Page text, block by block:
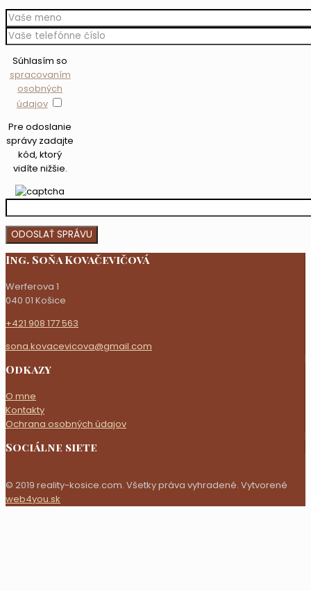
Súhlasím so
spracovaním
osobných
údajov
Pre odoslanie
správy zadajte
kód, ktorý
vidíte nižšie.
Ing. Soňa Kovačevičová
Werferova 1
040 01 Košice
+421 908 177 563
sona.kovacevicova@gmail.com
Odkazy
O mne
Kontakty
Ochrana osobných údajov
Sociálne siete
© 2019 reality-kosice.com. Všetky práva vyhradené. Vytvorené
web4you.sk